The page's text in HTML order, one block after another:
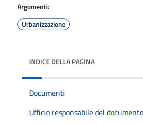
Argomenti:
Urbanizzazione
INDICE DELLA PAGINA
Documenti
Ufficio responsabile del documento